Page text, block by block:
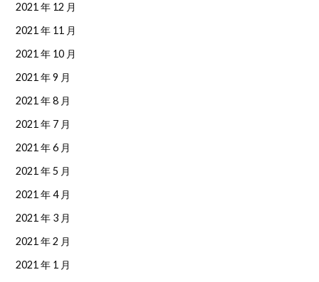
2021 年 12 月
2021 年 11 月
2021 年 10 月
2021 年 9 月
2021 年 8 月
2021 年 7 月
2021 年 6 月
2021 年 5 月
2021 年 4 月
2021 年 3 月
2021 年 2 月
2021 年 1 月